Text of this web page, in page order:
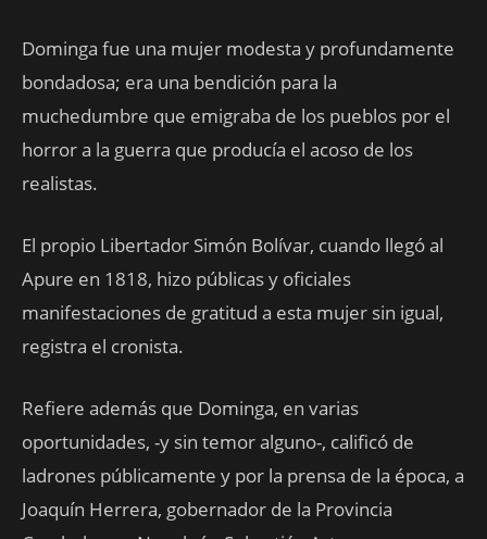
Dominga fue una mujer modesta y profundamente
bondadosa; era una bendición para la
muchedumbre que emigraba de los pueblos por el
horror a la guerra que producía el acoso de los
realistas.
El propio Libertador Simón Bolívar, cuando llegó al
Apure en 1818, hizo públicas y oficiales
manifestaciones de gratitud a esta mujer sin igual,
registra el cronista.
Refiere además que Dominga, en varias
oportunidades, -y sin temor alguno-, calificó de
ladrones públicamente y por la prensa de la época, a
Joaquín Herrera, gobernador de la Provincia